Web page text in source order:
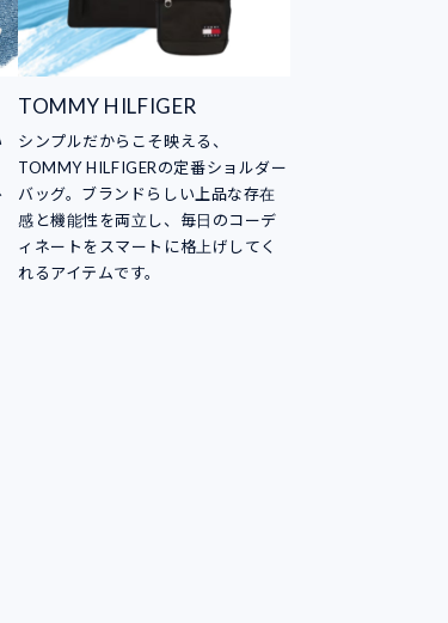
TOMMY HILFIGER
シンプルだからこそ映える、
TOMMY HILFIGERの定番ショルダー
バッグ。ブランドらしい上品な存在
感と機能性を両立し、毎日のコーデ
ィネートをスマートに格上げしてく
れるアイテムです。